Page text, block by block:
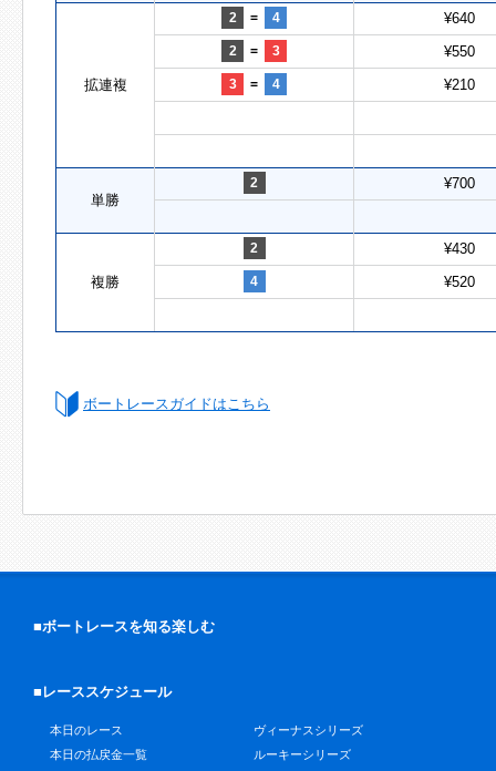
拡連複
2 = 4 ¥640
2 = 3 ¥550
3 = 4 ¥210
単勝
2 ¥700
複勝
2 ¥430
4 ¥520
ボートレースガイドはこちら
■ボートレースを知る楽しむ
■レーススケジュール
本日のレース
本日の払戻金一覧
ヴィーナスシリーズ
ルーキーシリーズ